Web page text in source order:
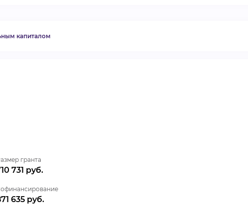
капиталом
гранта
731 руб.
635 руб.